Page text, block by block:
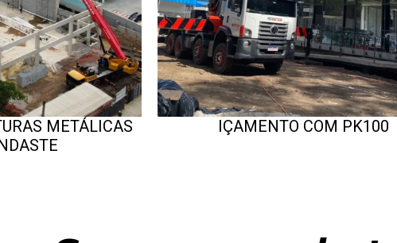
METÁLICAS
IÇAMENTO COM PK100